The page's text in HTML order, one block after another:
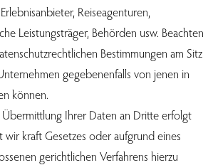
Reiseagenturen,
Leistungsträger, Behörden usw. Beachten
Bestimmungen am Sitz
gegebenenfalls von jenen in
können.
Ihrer Daten an Dritte erfolgt
wir kraft Gesetzes oder aufgrund eines
gerichtlichen Verfahrens hierzu